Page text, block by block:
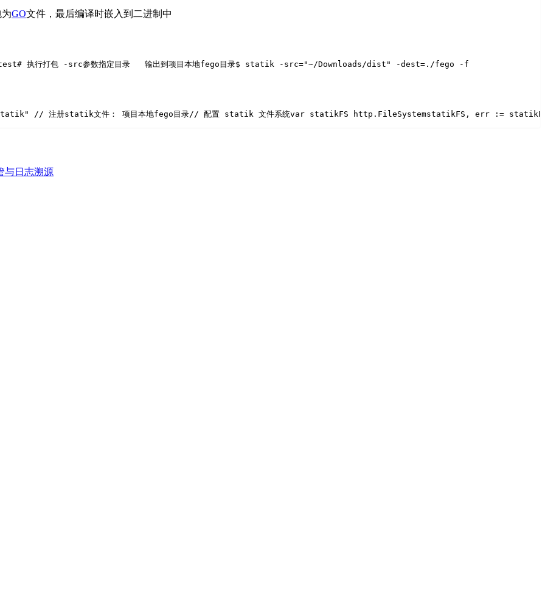
GO文件，最后编译时嵌入到二进制中
# 执行打包 -src参数指定目录   输出到项目本地fego目录$ statik -src="~/Downloads/dist" -dest=./fego -f
// 注册statik文件： 项目本地fego目录// 配置 statik 文件系统var statikFS http.FileSystemstatikFS, err :=
与日志溯源